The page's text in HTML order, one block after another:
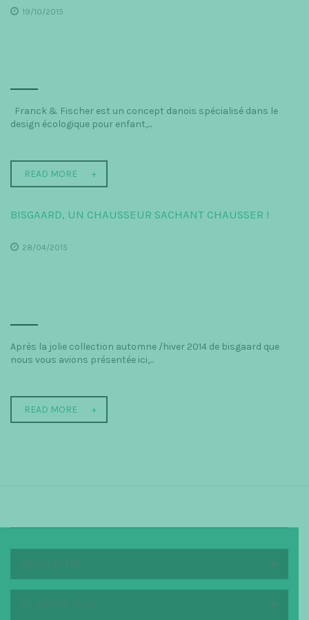
19/10/2015
Franck & Fischer est un concept danois spécialisé dans le
design écologique pour enfant,...
READ MORE
BISGAARD, UN CHAUSSEUR SACHANT CHAUSSER !
28/04/2015
Après la jolie collection automne /hiver 2014 de bisgaard que
nous vous avions présentée ici,...
READ MORE